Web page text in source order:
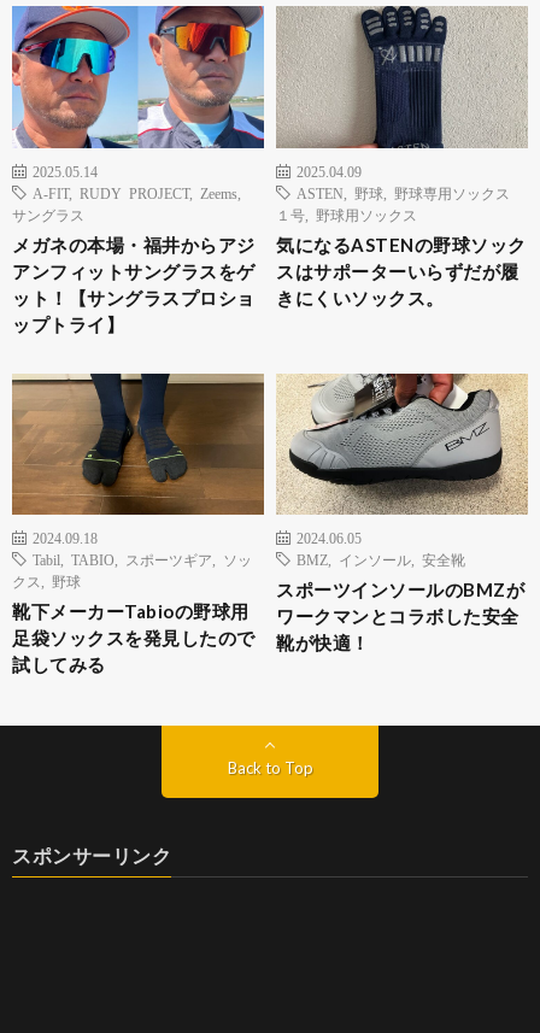
2025.05.14
A-FIT, RUDY PROJECT, Zeems
サングラス
メガネの本場・福井からアジ
アンフィットサングラスをゲ
ット！【サングラスプロショ
ップトライ】
2025.04.09
ASTEN
野球
野球専用ソックス
１号
野球用ソックス
気になるASTENの野球ソック
スはサポーターいらずだが履
きにくいソックス。
2024.09.18
Tabil
TABIO スポーツギア
ソッ
クス
野球
靴下メーカーTabioの野球用
足袋ソックスを発見したので
試してみる
2024.06.05
BMZ
インソール 安全靴
スポーツインソールのBMZが
ワークマンとコラボした安全
靴が快適！
Back to Top
スポンサーリンク